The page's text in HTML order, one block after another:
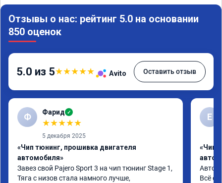
Отзывы о нас: рейтинг 5.0 на основании
850 оценок
5.0 из 5★★★★★ Avito Оставить отзыв
Ф Фарид ✓
★★★★★
5 декабря 2025
«Чип тюнинг, прошивка двигателя
автомобиля»
Завез свой Pajero Sport 3 на чип тюнинг Stage 1,
Тяга с низов стала намного лучше,
Е
«Чип
Всё